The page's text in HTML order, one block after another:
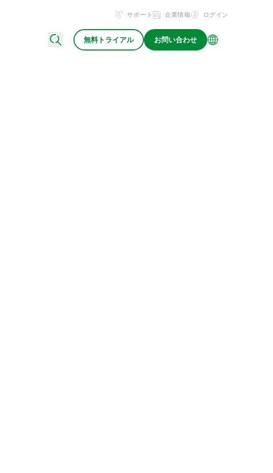
サポート 企業情報 ログイン
無料トライアル お問い合わせ